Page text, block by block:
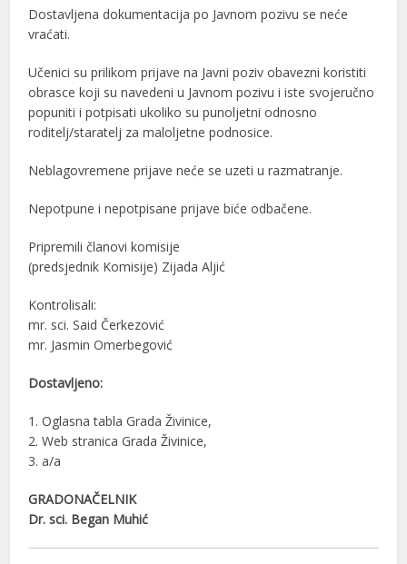
Dostavljena dokumentacija po Javnom pozivu se neće
vraćati.
Učenici su prilikom prijave na Javni poziv obavezni koristiti
obrasce koji su navedeni u Javnom pozivu i iste svojeručno
popuniti i potpisati ukoliko su punoljetni odnosno
roditelj/staratelj za maloljetne podnosice.
Neblagovremene prijave neće se uzeti u razmatranje.
Nepotpune i nepotpisane prijave biće odbačene.
Pripremili članovi komisije
(predsjednik Komisije) Zijada Aljić
Kontrolisali:
mr. sci. Said Čerkezović
mr. Jasmin Omerbegović
Dostavljeno:
1. Oglasna tabla Grada Živinice,
2. Web stranica Grada Živinice,
3. a/a
GRADONAČELNIK
Dr. sci. Began Muhić